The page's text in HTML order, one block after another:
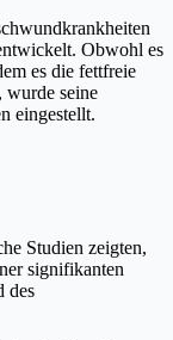
Obwohl es
es die fettfreie
wurde seine
eingestellt.
Studien zeigten,
signifikanten
des